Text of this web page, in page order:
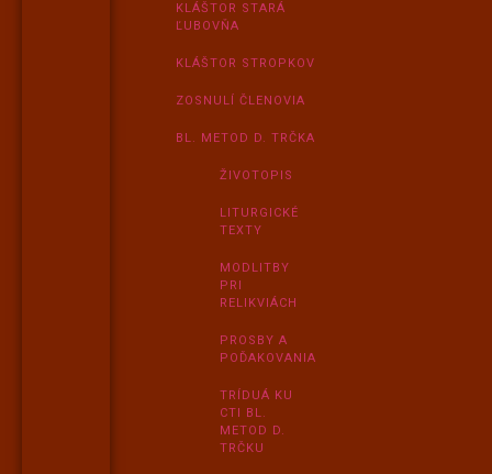
KLÁŠTOR STARÁ
ĽUBOVŇA
KLÁŠTOR STROPKOV
ZOSNULÍ ČLENOVIA
BL. METOD D. TRČKA
ŽIVOTOPIS
LITURGICKÉ
TEXTY
MODLITBY
PRI
RELIKVIÁCH
PROSBY A
POĎAKOVANIA
TRÍDUÁ KU
CTI BL.
METOD D.
TRČKU